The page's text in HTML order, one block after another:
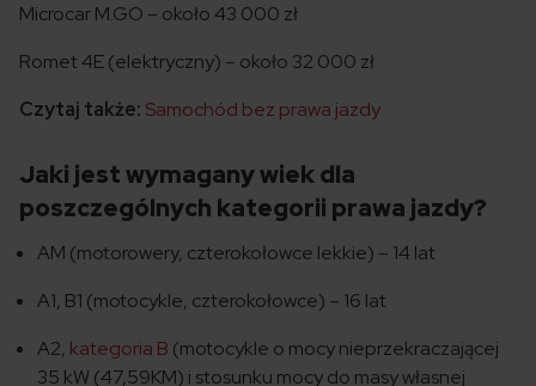
Microcar M.GO – około 43 000 zł
Romet 4E (elektryczny) – około 32 000 zł
Czytaj także: Samochód bez prawa jazdy
Jaki jest wymagany wiek dla
poszczególnych kategorii prawa jazdy?
AM (motorowery, czterokołowce lekkie) – 14 lat
A1, B1 (motocykle, czterokołowce) – 16 lat
A2, kategoria B (motocykle o mocy nieprzekraczającej
35 kW (47,59KM) i stosunku mocy do masy własnej